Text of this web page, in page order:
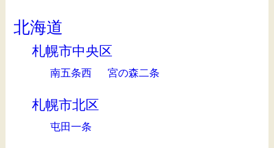
北海道
札幌市中央区
南五条西 宮の森二条
札幌市北区
屯田一条